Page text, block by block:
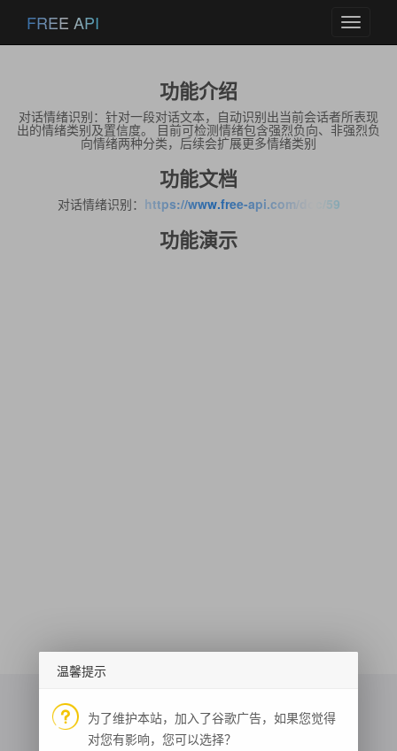
Toggle
FREE API
功能介绍
对话情绪识别：针对一段对话文本，自动识别出当前会话者所表现
出的情绪类别及置信度。 目前可检测情绪包含强烈负向、非强烈负
向情绪两种分类，后续会扩展更多情绪类别
功能文档
对话情绪识别： https://www.free-api.com/doc/59
功能演示
温馨提示
为了维护本站，加入了谷歌广告，如果您觉得
对您有影响，您可以选择？